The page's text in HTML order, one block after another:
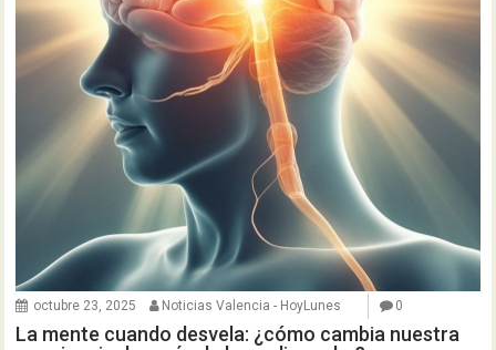
octubre 23, 2025 Noticias Valencia - HoyLunes 0
La mente cuando desvela: ¿cómo cambia nuestra